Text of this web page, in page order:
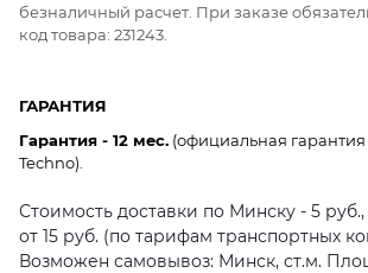
безналичный расчет. При заказе
код товара: 231243.
ГАРАНТИЯ
Гарантия - 12 мес. (официальная
Techno).
Стоимость доставки по Минску - 5
от 15 руб. (по тарифам транспортных
Возможен самовывоз: Минск, ст.м.